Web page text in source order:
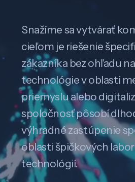
Snažíme sa vytvárať
cieľom je riešenie
zákazníka bez ohľadu
technológie v oblasti
priemyslu alebo
spoločnosť pôsobí
výhradné zastúpenie
oblasti špičkových
technológií.